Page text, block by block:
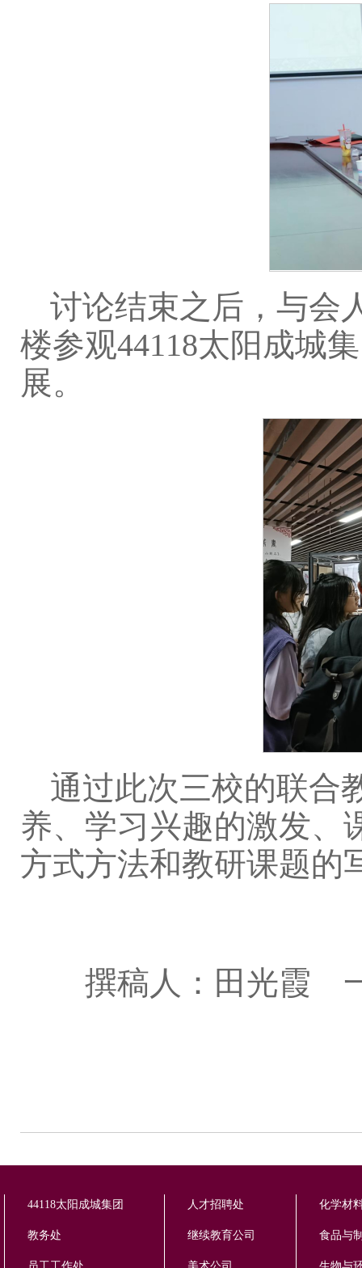
讨论结束之后，与会
楼参观44118太阳成城
展。
通过此次三校的联合
养、学习兴趣的激发、
方式方法和教研课题的
撰稿人：田光霞
44118太阳成城集团
教务处
人才招聘处
继续教育公司
化学材
食品与